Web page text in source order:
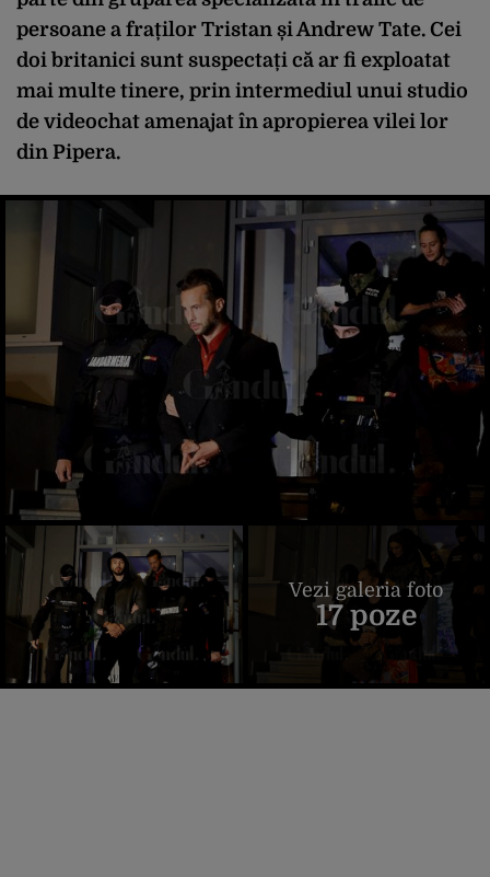
persoane a fraților Tristan și Andrew Tate. Cei
doi britanici sunt suspectați că ar fi exploatat
mai multe tinere, prin intermediul unui studio
de videochat amenajat în apropierea vilei lor
din Pipera.
Vezi galeria foto
17 poze